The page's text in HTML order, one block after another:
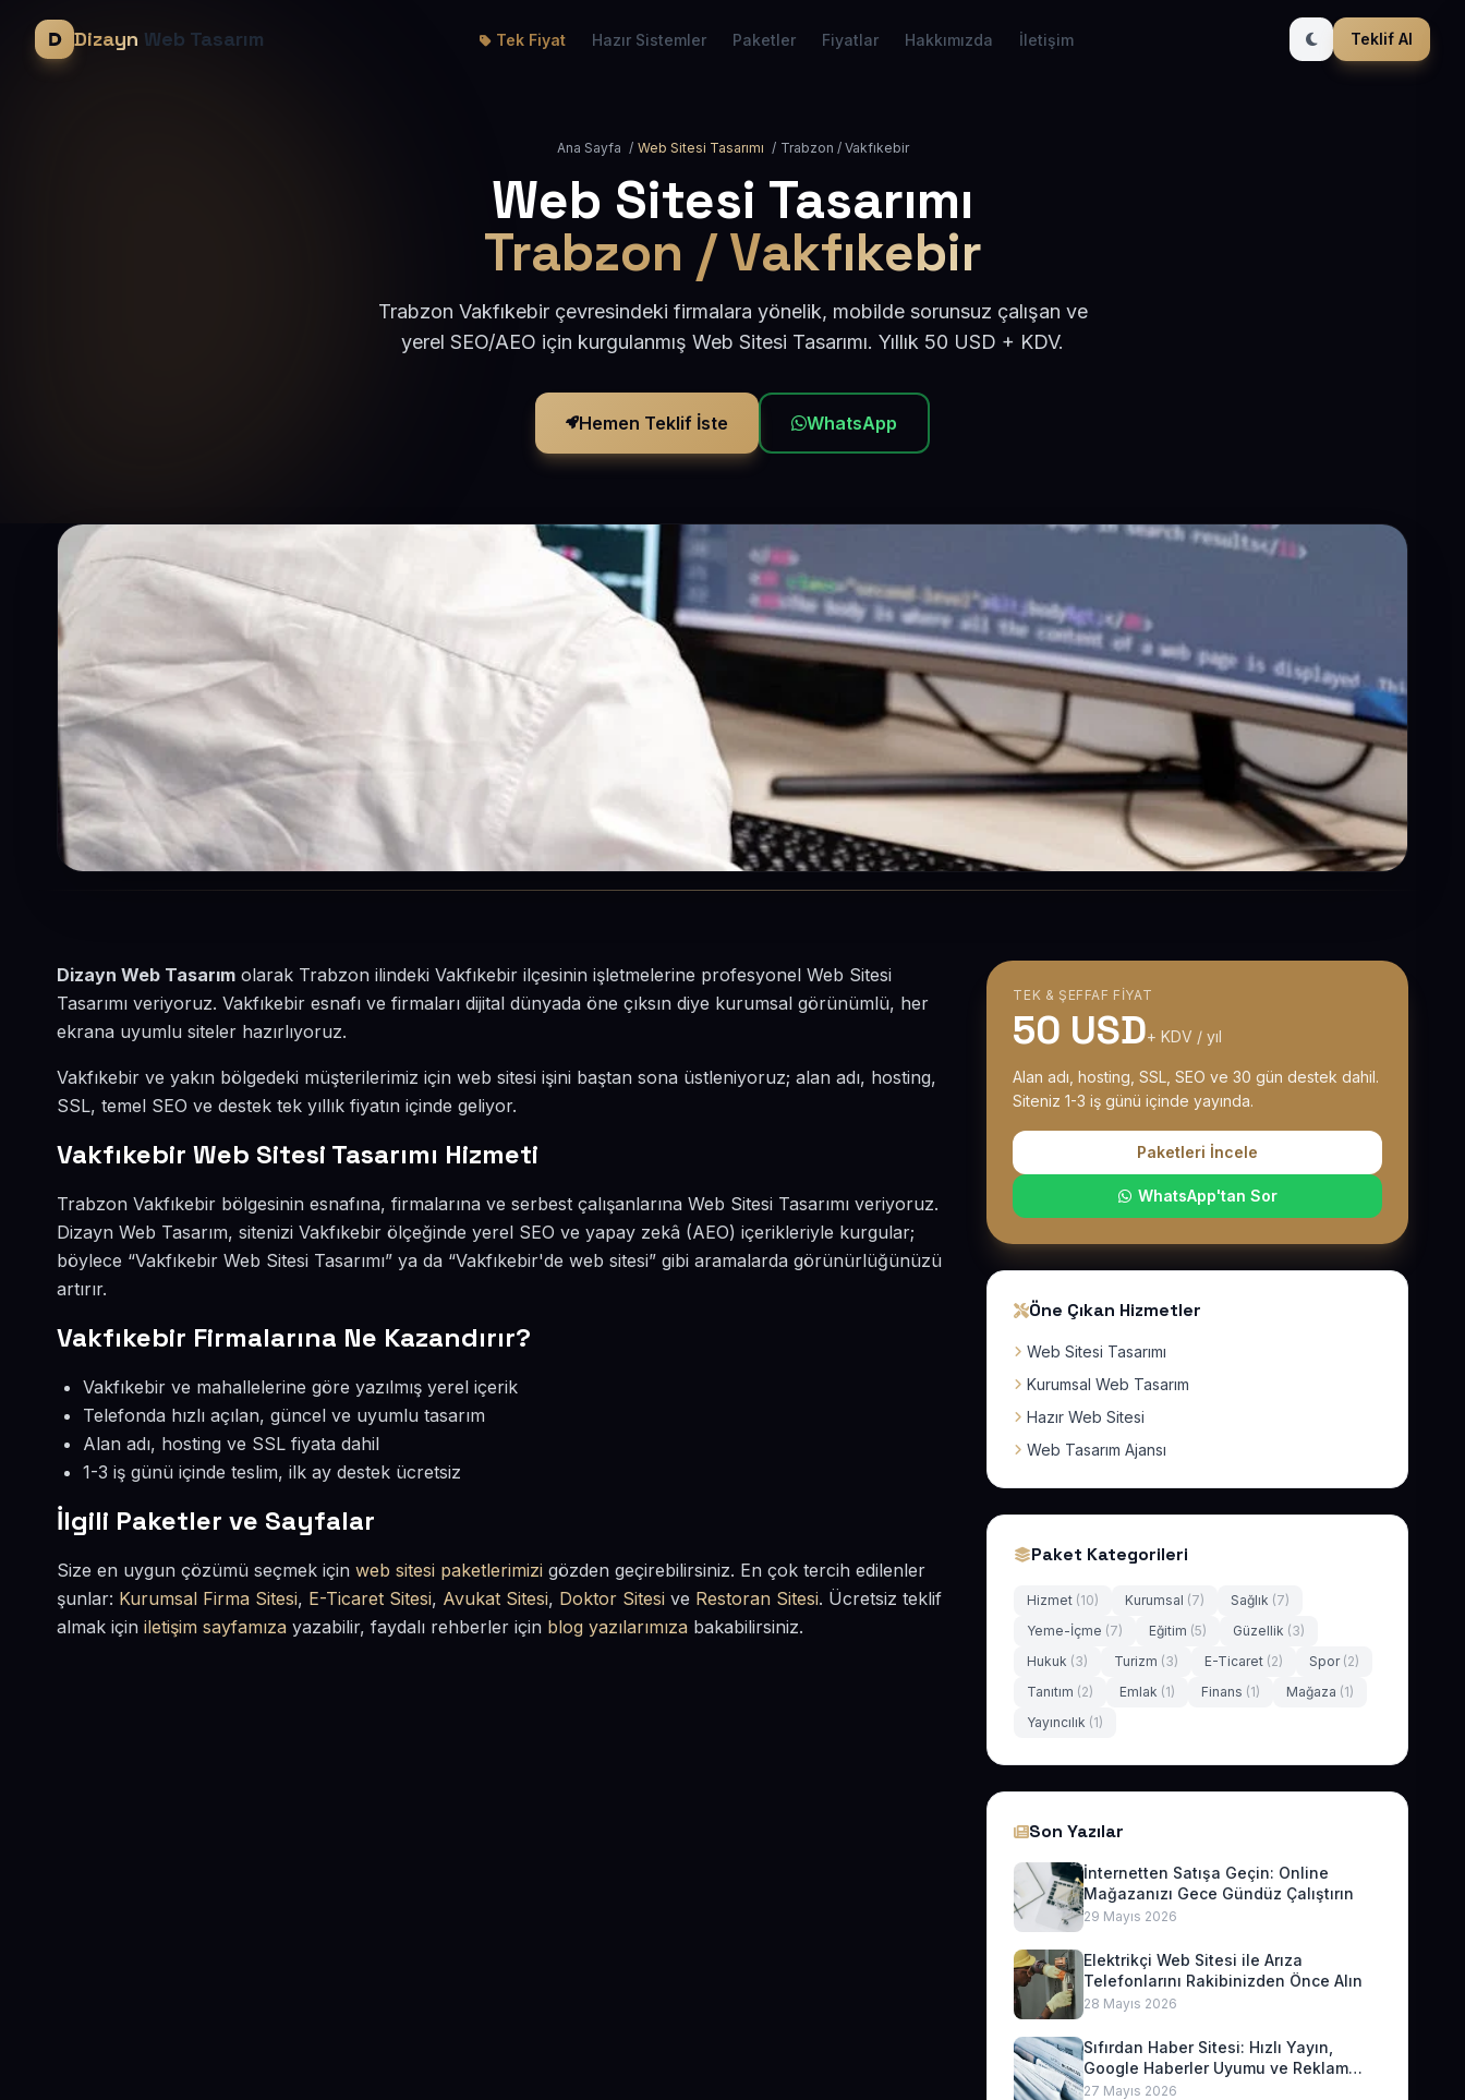
Dizayn Web Tasarım Tek Fiyat Hazır Sistemler Paketler Fiyatlar Hakkımızda İletişim Teklif Al
Ana Sayfa / Web Sitesi Tasarımı / Trabzon / Vakfıkebir
Web Sitesi Tasarımı
Trabzon / Vakfıkebir
Trabzon Vakfıkebir çevresindeki firmalara yönelik, mobilde sorunsuz çalışan ve
yerel SEO/AEO için kurgulanmış Web Sitesi Tasarımı. Yıllık 50 USD + KDV.
Hemen Teklif İste WhatsApp
Dizayn Web Tasarım olarak Trabzon ilindeki Vakfıkebir ilçesinin işletmelerine profesyonel Web Sitesi
Tasarımı veriyoruz. Vakfıkebir esnafı ve firmaları dijital dünyada öne çıksın diye kurumsal görünümlü, her
ekrana uyumlu siteler hazırlıyoruz.
Vakfıkebir ve yakın bölgedeki müşterilerimiz için web sitesi işini baştan sona üstleniyoruz; alan adı, hosting,
SSL, temel SEO ve destek tek yıllık fiyatın içinde geliyor.
Vakfıkebir Web Sitesi Tasarımı Hizmeti
Trabzon Vakfıkebir bölgesinin esnafına, firmalarına ve serbest çalışanlarına Web Sitesi Tasarımı veriyoruz.
Dizayn Web Tasarım, sitenizi Vakfıkebir ölçeğinde yerel SEO ve yapay zekâ (AEO) içerikleriyle kurgular;
böylece “Vakfıkebir Web Sitesi Tasarımı” ya da “Vakfıkebir'de web sitesi” gibi aramalarda görünürlüğünüzü
artırır.
Vakfıkebir Firmalarına Ne Kazandırır?
Vakfıkebir ve mahallelerine göre yazılmış yerel içerik
Telefonda hızlı açılan, güncel ve uyumlu tasarım
Alan adı, hosting ve SSL fiyata dahil
1-3 iş günü içinde teslim, ilk ay destek ücretsiz
İlgili Paketler ve Sayfalar
Size en uygun çözümü seçmek için web sitesi paketlerimizi gözden geçirebilirsiniz. En çok tercih edilenler
şunlar: Kurumsal Firma Sitesi, E-Ticaret Sitesi, Avukat Sitesi, Doktor Sitesi ve Restoran Sitesi. Ücretsiz teklif
almak için iletişim sayfamıza yazabilir, faydalı rehberler için blog yazılarımıza bakabilirsiniz.
TEK & ŞEFFAF FIYAT
50 USD+ KDV / yıl
Alan adı, hosting, SSL, SEO ve 30 gün destek dahil.
Siteniz 1-3 iş günü içinde yayında.
Paketleri İncele
WhatsApp'tan Sor
Öne Çıkan Hizmetler
Web Sitesi Tasarımı
Kurumsal Web Tasarım
Hazır Web Sitesi
Web Tasarım Ajansı
Paket Kategorileri
Hizmet (10) Kurumsal (7) Sağlık (7)
Yeme-İçme (7) Eğitim (5) Güzellik (3)
Hukuk (3) Turizm (3) E-Ticaret (2) Spor (2)
Tanıtım (2) Emlak (1) Finans (1) Mağaza (1)
Yayıncılık (1)
Son Yazılar
İnternetten Satışa Geçin: Online
Mağazanızı Gece Gündüz Çalıştırın
29 Mayıs 2026
Elektrikçi Web Sitesi ile Arıza
Telefonlarını Rakibinizden Önce Alın
28 Mayıs 2026
Sıfırdan Haber Sitesi: Hızlı Yayın,
Google Haberler Uyumu ve Reklam
Geliri
27 Mayıs 2026